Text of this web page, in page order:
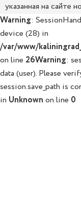
указанная на сайте
Warning:
device (28) in
/var/www/
on line 26Warning:
data (user). Please
session.save_path is
in Unknown on line 0